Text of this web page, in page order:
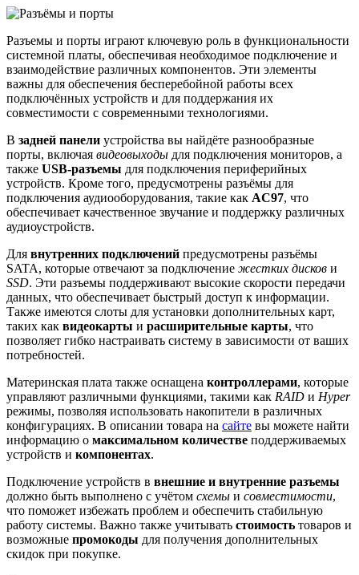
Разъемы и порты играют ключевую роль в функциональности
системной платы, обеспечивая необходимое подключение и
взаимодействие различных компонентов. Эти элементы
важны для обеспечения бесперебойной работы всех
подключённых устройств и для поддержания их
совместимости с современными технологиями.
В задней панели устройства вы найдёте разнообразные
порты, включая видеовыходы для подключения мониторов, а
также USB-разъемы для подключения периферийных
устройств. Кроме того, предусмотрены разъёмы для
подключения аудиооборудования, такие как AC97, что
обеспечивает качественное звучание и поддержку различных
аудиоустройств.
Для внутренних подключений предусмотрены разъёмы
SATA, которые отвечают за подключение жестких дисков и
SSD. Эти разъемы поддерживают высокие скорости передачи
данных, что обеспечивает быстрый доступ к информации.
Также имеются слоты для установки дополнительных карт,
таких как видеокарты и расширительные карты, что
позволяет гибко настраивать систему в зависимости от ваших
потребностей.
Материнская плата также оснащена контроллерами, которые
управляют различными функциями, такими как RAID и Hyper
режимы, позволяя использовать накопители в различных
конфигурациях. В описании товара на сайте вы можете найти
информацию о максимальном количестве поддерживаемых
устройств и компонентах.
Подключение устройств в внешние и внутренние разъемы
должно быть выполнено с учётом схемы и совместимости,
что поможет избежать проблем и обеспечить стабильную
работу системы. Важно также учитывать стоимость товаров и
возможные промокоды для получения дополнительных
скидок при покупке.